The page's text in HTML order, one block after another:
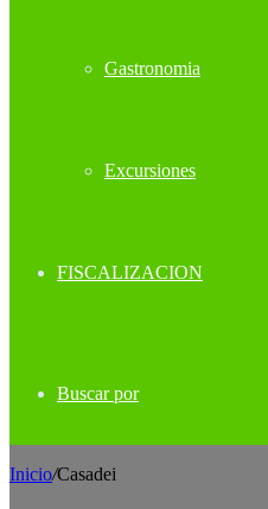
Gastronomia
Excursiones
FISCALIZACION
Buscar por
Inicio/Casadei